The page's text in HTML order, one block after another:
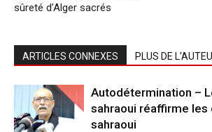
sûreté d’Alger sacrés
ARTICLES CONNEXES PLUS DE
Autodétermination –
sahraoui réaffirme les
sahraoui